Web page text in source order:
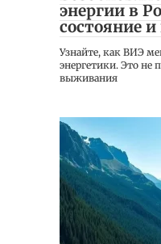
энергии в
состояние
Узнайте, как ВИЭ
энергетики. Это не
выживания